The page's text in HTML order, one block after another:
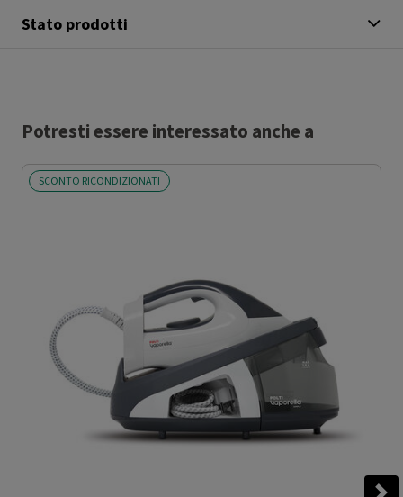
Stato prodotti
Potresti essere interessato anche a
SCONTO RICONDIZIONATI